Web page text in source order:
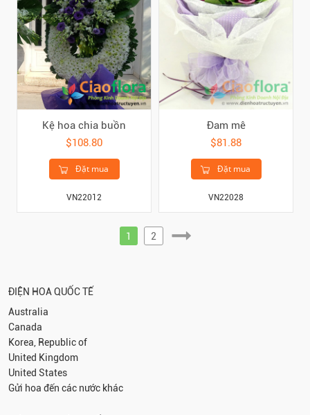
Kệ hoa chia buồn
$108.80
Đặt mua
VN22012
Đam mê
$81.88
Đặt mua
VN22028
1 2
ĐIỆN HOA QUỐC TẾ
Australia
Canada
Korea, Republic of
United Kingdom
United States
Gửi hoa đến các nước khác